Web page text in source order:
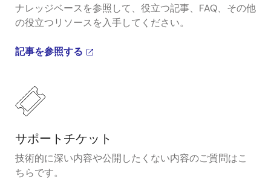
ナレッジベースを参照して、役立つ記事、FAQ、その他
の役立つリソースを入手してください。
記事を参照する
サポートチケット
技術的に深い内容や公開したくない内容のご質問はこ
ちらです。